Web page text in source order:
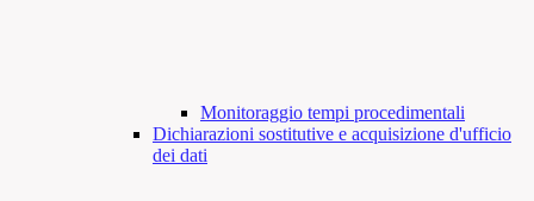
Monitoraggio tempi procedimentali
Dichiarazioni sostitutive e acquisizione d'ufficio
dei dati